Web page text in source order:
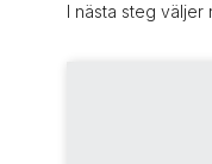
I nästa steg